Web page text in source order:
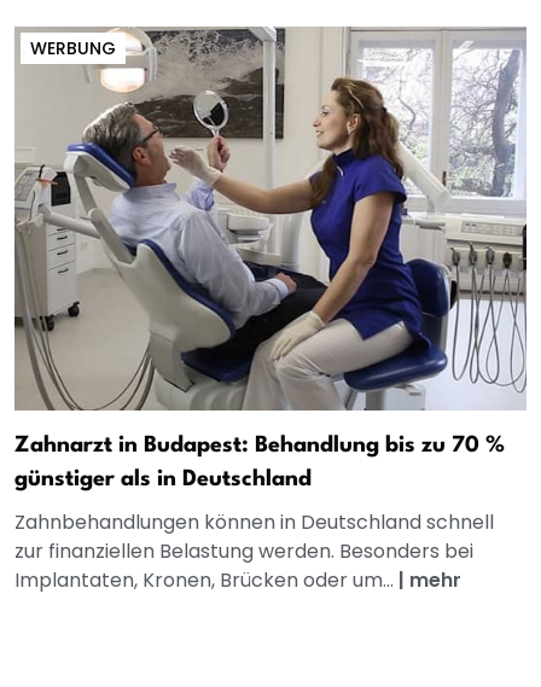
WERBUNG
Zahnarzt in Budapest: Behandlung bis zu 70 %
günstiger als in Deutschland
Zahnbehandlungen können in Deutschland schnell
zur finanziellen Belastung werden. Besonders bei
Implantaten, Kronen, Brücken oder um... | mehr